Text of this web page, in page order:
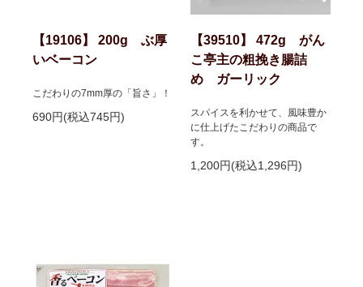
【19106】 200g ぶ厚
いベーコン
こだわりの7mm厚の「旨さ」！
690円(税込745円)
【39510】 472g がん
こ亭主の粗挽き腸詰
め ガーリック
スパイスを利かせて、風味豊か
に仕上げたこだわりの商品で
す。
1,200円(税込1,296円)